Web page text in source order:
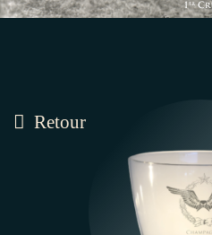
Retour